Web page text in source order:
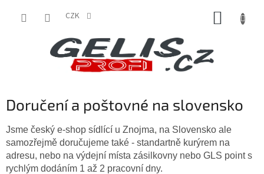
CZK
Doručení a poštovné na slovensko
Jsme český e-shop sídlící u Znojma, na Slovensko ale
samozřejmě doručujeme také - standartně kurýrem na
adresu, nebo na výdejní místa zásilkovny nebo GLS point s
rychlým dodáním 1 až 2 pracovní dny.